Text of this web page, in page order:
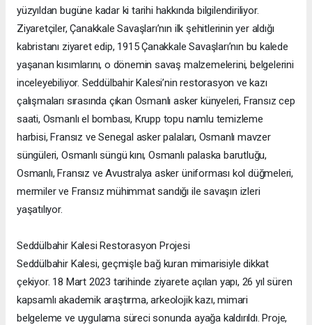
yüzyıldan bugüne kadar ki tarihi hakkında bilgilendiriliyor.
Ziyaretçiler, Çanakkale Savaşları’nın ilk şehitlerinin yer aldığı
kabristanı ziyaret edip, 1915 Çanakkale Savaşları’nın bu kalede
yaşanan kısımlarını, o dönemin savaş malzemelerini, belgelerini
inceleyebiliyor. Seddülbahir Kalesi’nin restorasyon ve kazı
çalışmaları sırasında çıkan Osmanlı asker künyeleri, Fransız cep
saati, Osmanlı el bombası, Krupp topu namlu temizleme
harbisi, Fransız ve Senegal asker palaları, Osmanlı mavzer
süngüleri, Osmanlı süngü kını, Osmanlı palaska barutluğu,
Osmanlı, Fransız ve Avustralya asker üniforması kol düğmeleri,
mermiler ve Fransız mühimmat sandığı ile savaşın izleri
yaşatılıyor.
Seddülbahir Kalesi Restorasyon Projesi
Seddülbahir Kalesi, geçmişle bağ kuran mimarisiyle dikkat
çekiyor. 18 Mart 2023 tarihinde ziyarete açılan yapı, 26 yıl süren
kapsamlı akademik araştırma, arkeolojik kazı, mimari
belgeleme ve uygulama süreci sonunda ayağa kaldırıldı. Proje,